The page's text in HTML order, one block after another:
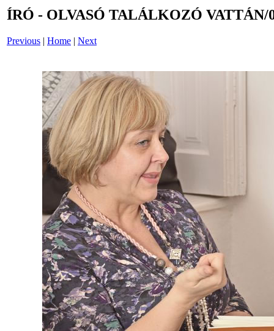
ÍRÓ - OLVASÓ TALÁLKOZÓ VATTÁN/
Previous | Home | Next